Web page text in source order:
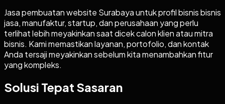
Jasa pembuatan website Surabaya untuk profil bisnis bisnis
jasa, manufaktur, startup, dan perusahaan yang perlu
terlihat lebih meyakinkan saat dicek calon klien atau mitra
bisnis. Kami memastikan layanan, portofolio, dan kontak
Anda tersaji meyakinkan sebelum kita menambahkan fitur
yang kompleks.
Solusi Tepat Sasaran